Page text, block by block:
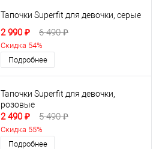
Тапочки Superfit для девочки, серые
2 990 ₽ 6 490 ₽
Скидка 54%
Подробнее
Тапочки Superfit для девочки,
розовые
2 490 ₽ 5 490 ₽
Скидка 55%
Подробнее